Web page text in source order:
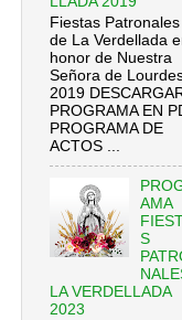
Fiestas Patronales
de La Verdellada
honor de Nuestra
Señora de
2019
PROGRAMA EN
PROGRAMA DE
ACTOS ...
AMA
S
LA VERDELLADA
2023